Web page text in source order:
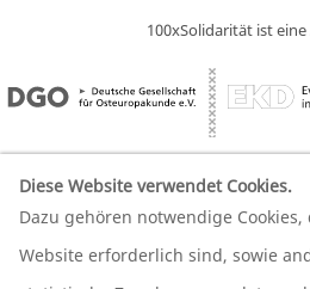
100xSolidarität ist
Diese Website verwendet Cookies.
Dazu gehören notwendige
Website erforderlich sind, sowie